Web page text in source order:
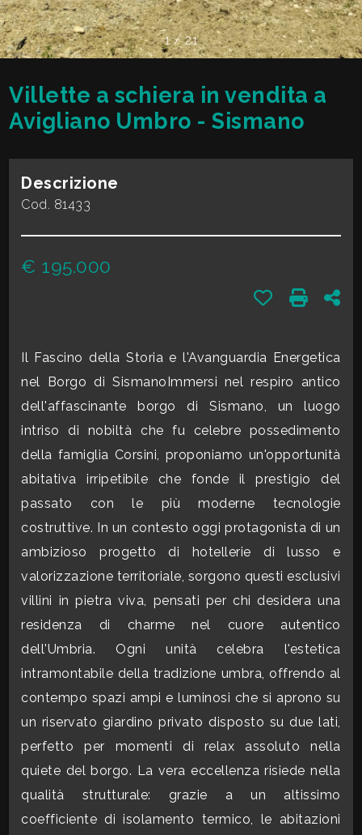
1 / 21
Villette a schiera in vendita a
Avigliano Umbro - Sismano
Descrizione
Cod. 81433
€ 195.000
Stampa:
Preferiti: Cod.
Il Fascino della Storia e l'Avanguardia Energetica
nel Borgo di SismanoImmersi nel respiro antico
dell'affascinante borgo di Sismano, un luogo
intriso di nobiltà che fu celebre possedimento
della famiglia Corsini, proponiamo un'opportunità
abitativa irripetibile che fonde il prestigio del
passato con le più moderne tecnologie
costruttive. In un contesto oggi protagonista di un
ambizioso progetto di hotellerie di lusso e
valorizzazione territoriale, sorgono questi esclusivi
villini in pietra viva, pensati per chi desidera una
residenza di charme nel cuore autentico
dell'Umbria. Ogni unità celebra l'estetica
intramontabile della tradizione umbra, offrendo al
contempo spazi ampi e luminosi che si aprono su
un riservato giardino privato disposto su due lati,
perfetto per momenti di relax assoluto nella
quiete del borgo. La vera eccellenza risiede nella
qualità strutturale: grazie a un altissimo
coefficiente di isolamento termico, le abitazioni
VALE
LA
CASA?
DIVENTA
UN
LAVORA
CONTATTI
Provincia
Comune
multiscelta
Residenziali
Commerciali
Industriali
Terreni
Prezzo